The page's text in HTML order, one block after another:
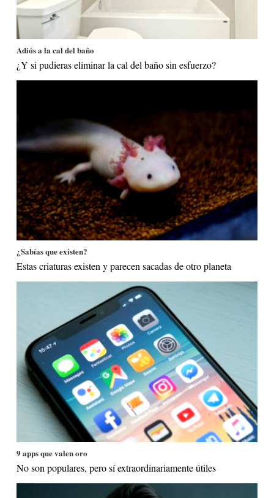
Adiós a la cal del baño
¿Y si pudieras eliminar la cal del baño sin esfuerzo?
¿Sabías que existen?
Estas criaturas existen y parecen sacadas de otro planeta
9 apps que valen oro
No son populares, pero sí extraordinariamente útiles